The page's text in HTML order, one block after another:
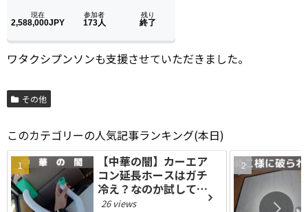
ワタクシプンソンも支援させていただきました。
その他
このカテゴリーの人気記事ランキング(本日)
【中華の闇】カーエア
コン延長ホースはガチ
冷え？なのか試してみ
た【車載アイテム】
26 views